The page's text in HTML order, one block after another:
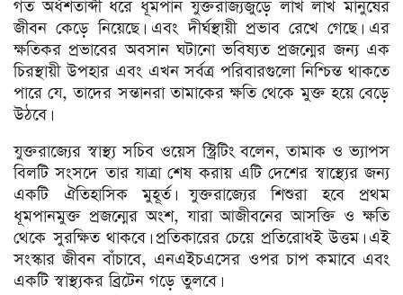
গত অর্ধশতাব্দী ধরে ধূমপান যুক্তরাজ্যজুড়ে লাখ লাখ মানুষের
জীবন কেড়ে নিয়েছে। এবং দীর্ঘস্থায়ী প্রভাব রেখে গেছে। এর
ক্ষতিকর প্রভাবের অবসান ঘটানো ভবিষ্যত প্রজন্মের জন্য এক
চিরস্থায়ী উপহার এবং এখন সর্বত্র পরিবারগুলো নিশ্চিন্ত থাকতে
পারে যে, তাদের সন্তানরা তামাকের ক্ষতি থেকে মুক্ত হয়ে বেড়ে
উঠবে।
যুক্তরাজ্যের স্বাস্থ্য সচিব ওয়েস স্ট্রিটিং বলেন, তামাক ও ভ্যাপস
বিলটি সংসদে তার যাত্রা শেষ করায় এটি দেশের স্বাস্থ্যের জন্য
একটি ঐতিহাসিক মুহূর্ত। যুক্তরাজ্যের শিশুরা হবে প্রথম
ধূমপানমুক্ত প্রজন্মের অংশ, যারা আজীবনের আসক্তি ও ক্ষতি
থেকে সুরক্ষিত থাকবে। প্রতিকারের চেয়ে প্রতিরোধই উত্তম। এই
সংস্কার জীবন বাঁচাবে, এনএইচএসের ওপর চাপ কমাবে এবং
একটি স্বাস্থ্যকর ব্রিটেন গড়ে তুলবে।